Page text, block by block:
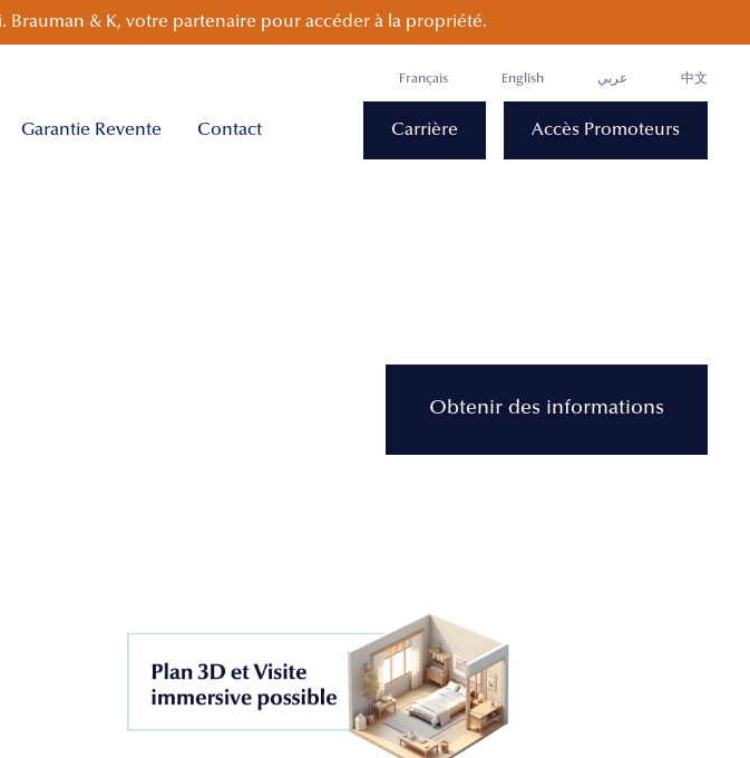
Brauman & K, votre partenaire pour accéder à la propriété.
Français English عربي 中文
Garantie Revente Contact Carrière Accès Promoteurs
Obtenir des informations